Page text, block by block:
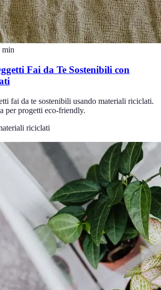
min
Fai da Te Sostenibili con
fai da te sostenibili usando materiali riciclati.
per progetti eco-friendly.
riciclati